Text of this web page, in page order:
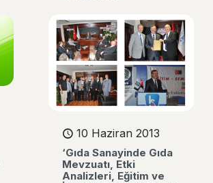
10 Haziran 2013
‘Gıda Sanayinde Gıda
Mevzuatı, Etki
Analizleri, Eğitim ve